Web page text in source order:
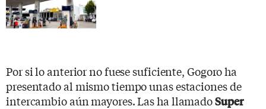
Por si lo anterior no fuese suficiente, Gogoro ha
presentado al mismo tiempo unas estaciones de
intercambio aún mayores. Las ha llamadoSuper